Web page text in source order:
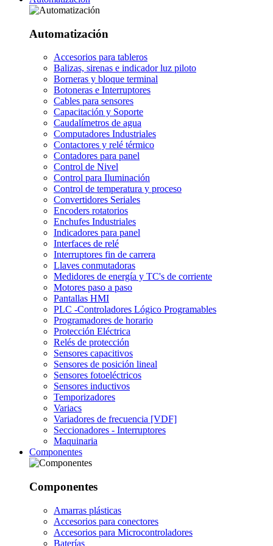
Automatización
Accesorios para tableros
Balizas, sirenas e indicador luz piloto
Borneras y bloque terminal
Botoneras e Interruptores
Cables para sensores
Capacitación y Soporte
Caudalímetros de agua
Computadores Industriales
Contactores y relé térmico
Contadores para panel
Control de Nivel
Control para Iluminación
Control de temperatura y proceso
Convertidores Seriales
Encoders rotatorios
Enchufes Industriales
Indicadores para panel
Interfaces de relé
Interruptores fin de carrera
Llaves conmutadoras
Medidores de energía y TC's de corriente
Motores paso a paso
Pantallas HMI
PLC -Controladores Lógico Programables
Programadores de horario
Protección Eléctrica
Relés de protección
Sensores capacitivos
Sensores de posición lineal
Sensores fotoeléctricos
Sensores inductivos
Temporizadores
Variacs
Variadores de frecuencia [VDF]
Seccionadores - Interruptores
Maquinaria
Componentes
Componentes
Amarras plásticas
Accesorios para conectores
Accesorios para Microcontroladores
Baterías